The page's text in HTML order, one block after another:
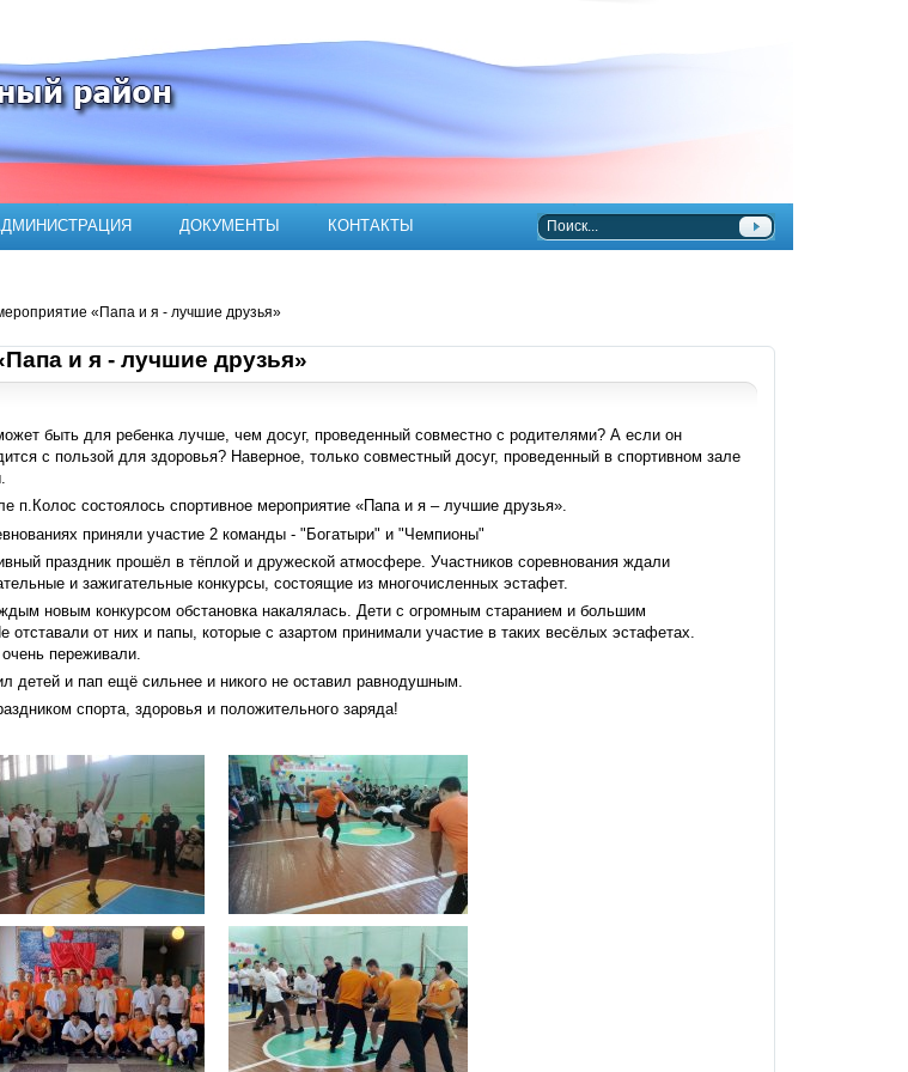
района
ДОКУМЕНТЫ КОНТАКТЫ
«Папа и я - лучшие друзья»
и я - лучшие друзья»
быть для ребенка лучше, чем досуг, проведенный совместно с родителями? А если он
с пользой для здоровья? Наверное, только совместный досуг, проведенный в спортивном зале
п.Колос состоялось спортивное мероприятие «Папа и я – лучшие друзья».
приняли участие 2 команды - "Богатыри" и "Чемпионы"
праздник прошёл в тёплой и дружеской атмосфере. Участников соревнования ждали
и зажигательные конкурсы, состоящие из многочисленных эстафет.
новым конкурсом обстановка накалялась. Дети с огромным старанием и большим
от них и папы, которые с азартом принимали участие в таких весёлых эстафетах.
переживали.
детей и пап ещё сильнее и никого не оставил равнодушным.
спорта, здоровья и положительного заряда!